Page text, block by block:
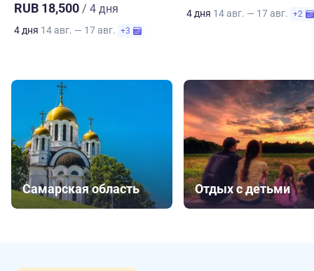
RUB 18,500 / 4 дня
4 дня 14 авг. — 17 авг. +3
4 дня 14 авг. — 17 авг. +2
Самарская область Отдых с детьми